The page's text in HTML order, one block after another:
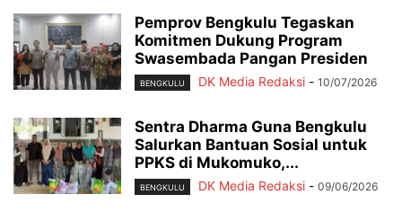
Pemprov Bengkulu Tegaskan
Komitmen Dukung Program
Swasembada Pangan Presiden
BENGKULU DK Media Redaksi - 10/07/2026
Sentra Dharma Guna Bengkulu
Salurkan Bantuan Sosial untuk
PPKS di Mukomuko,...
BENGKULU DK Media Redaksi - 09/06/2026